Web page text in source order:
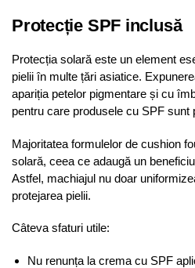
Protecție SPF inclusă
Protecția solară este un element
pielii în multe țări asiatice.
apariția petelor pigmentare și cu
pentru care produsele cu SPF sunt
Majoritatea formulelor de cushion
solară, ceea ce adaugă un
Astfel, machiajul nu doar
protejarea pielii.
Câteva sfaturi utile:
Nu renunța la crema cu SPF